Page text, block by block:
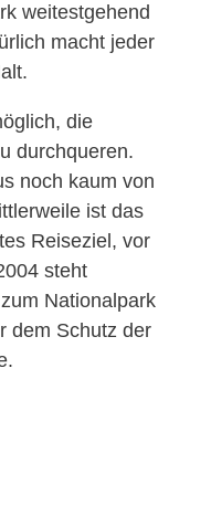
weitestgehend
macht jeder
die
durchqueren.
noch kaum von
ist das
Reiseziel, vor
steht
Nationalpark
dem Schutz der